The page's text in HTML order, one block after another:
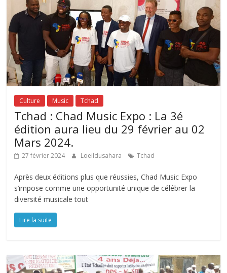
Culture Music Tchad
Tchad : Chad Music Expo : La 3é
édition aura lieu du 29 février au 02
Mars 2024.
27 février 2024 Loeildusahara Tchad
Après deux éditions plus que réussies, Chad Music Expo
s’impose comme une opportunité unique de célébrer la
diversité musicale tout
Lire la suite